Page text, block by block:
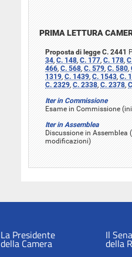
PRIMA LETTURA
Proposta di legge C. 2441
34, C. 148, C. 177, C. 178,
466, C. 568, C. 579, C. 580,
1319, C. 1439, C. 1543, C.
C. 2329, C. 2338, C. 2378,
Iter in Commissione
Esame in Commissione
Iter in Assemblea
Discussione in
modificazioni)
La Presidente
della Camera
Il
della